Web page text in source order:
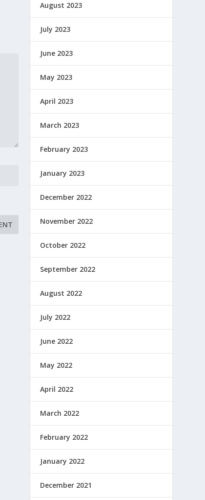
August 2023
July 2023
June 2023
May 2023
April 2023
March 2023
February 2023
January 2023
December 2022
November 2022
October 2022
September 2022
August 2022
July 2022
June 2022
May 2022
April 2022
March 2022
February 2022
January 2022
December 2021